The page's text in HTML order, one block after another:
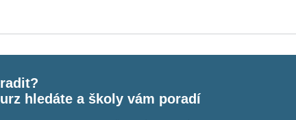
hledáte a školy vám poradí